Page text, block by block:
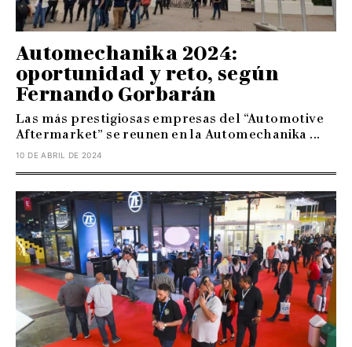
Automechanika 2024:
oportunidad y reto, según
Fernando Gorbarán
Las más prestigiosas empresas del “Automotive
Aftermarket” se reunen en la Automechanika ...
10 DE ABRIL DE 2024